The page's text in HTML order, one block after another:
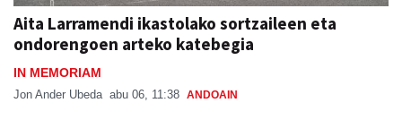
Aita Larramendi ikastolako sortzaileen eta
ondorengoen arteko katebegia
IN MEMORIAM
Jon Ander Ubeda abu 06, 11:38 ANDOAIN